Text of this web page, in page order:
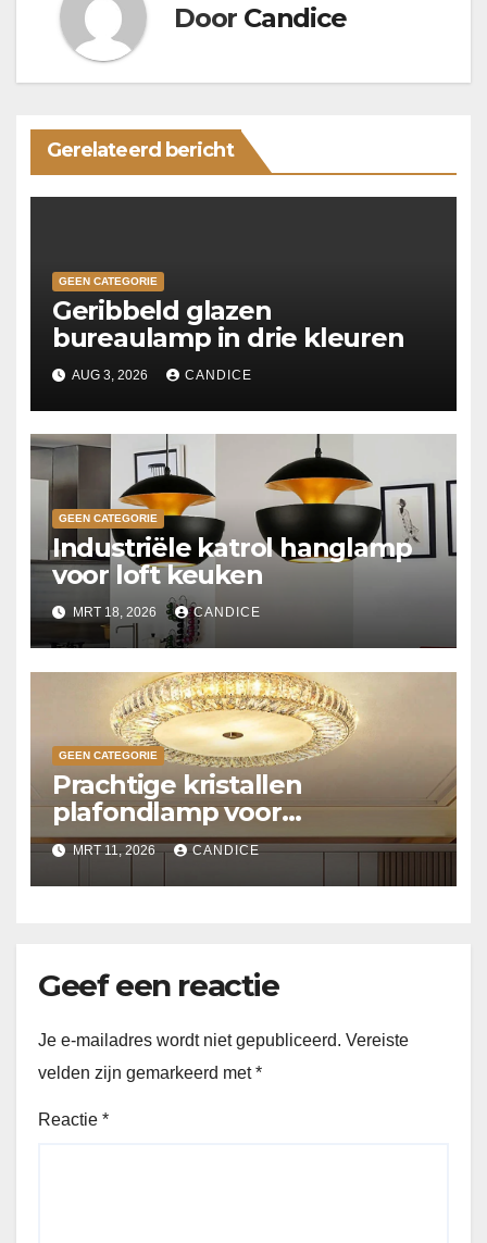
Door Candice
Gerelateerd bericht
GEEN CATEGORIE
Geribbeld glazen
bureaulamp in drie kleuren
AUG 3, 2026 CANDICE
GEEN CATEGORIE
Industriële katrol hanglamp
voor loft keuken
MRT 18, 2026 CANDICE
GEEN CATEGORIE
Prachtige kristallen
plafondlamp voor
slaapkamer
MRT 11, 2026 CANDICE
Geef een reactie
Je e-mailadres wordt niet gepubliceerd. Vereiste
velden zijn gemarkeerd met*
Reactie *